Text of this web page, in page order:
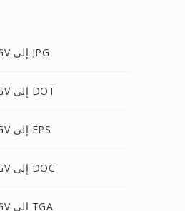
GV إلى JPG
GV إلى DOT
GV إلى EPS
GV إلى DOC
GV إلى TGA